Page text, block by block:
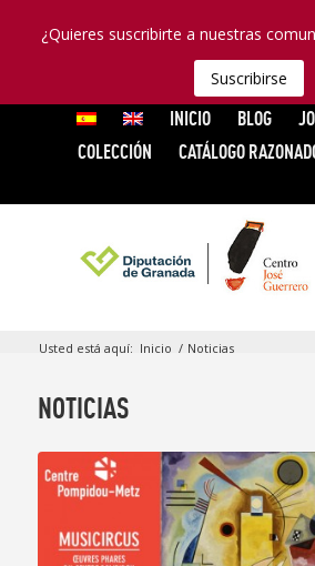
¿Quieres suscribirte a nuestras
Suscribirse
INICIO BLOG
COLECCIÓN
CATÁLOGO
Usted está aquí: Inicio / Noticias
NOTICIAS